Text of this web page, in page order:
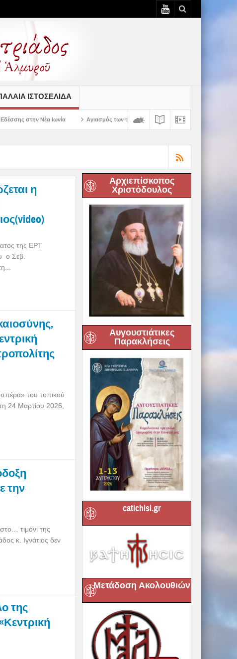
ΙΣΤΟΣΕΛΊΔΑ
Αγιασμός των πρώτων ολοκληρωμένων κελιών της Παλαιάς Ιεράς Μονής
η
της ΕΡΤ
ο Σεβ.
του τοπικού
24 Μαρτίου 2026,
την
τιμόνι της
κ. Ιγνάτιος δεν
της
Αρχιεπίσκοπος
Χριστόδουλος
Αυγουστιάτικες
Παρακλήσεις
catichisi.gr
Μετάδοση Ακολουθιών